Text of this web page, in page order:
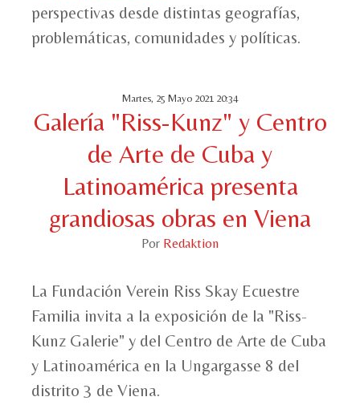
perspectivas desde distintas geografías,
problemáticas, comunidades y políticas.
Martes, 25 Mayo 2021 20:34
Galería "Riss-Kunz" y Centro
de Arte de Cuba y
Latinoamérica presenta
grandiosas obras en Viena
Por Redaktion
La Fundación Verein Riss Skay Ecuestre
Familia invita a la exposición de la "Riss-
Kunz Galerie" y del Centro de Arte de Cuba
y Latinoamérica en la Ungargasse 8 del
distrito 3 de Viena.